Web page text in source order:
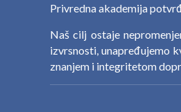
Privredna akademija
Naš cilj ostaje
izvrsnosti, unapređujemo
znanjem i integritetom